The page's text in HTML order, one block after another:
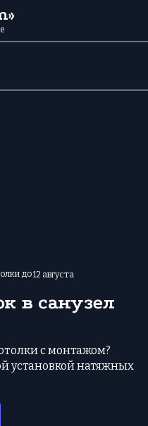
до12 августа
в санузел
с монтажом?
установкой натяжных